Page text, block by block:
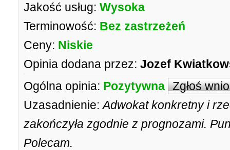
Jakość usług: Wysoka
Terminowość: Bez zastrzeżeń
Ceny: Niskie
Opinia dodana przez: Jozef
Ogólna opinia: Pozytywna Zgłoś
Uzasadnienie: Adwokat konkretny i
zakończyła zgodnie z prognozami.
Polecam.